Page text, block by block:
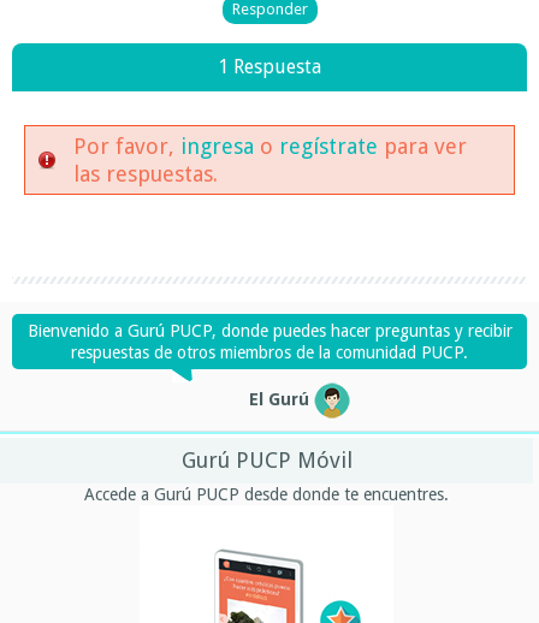
1 Respuesta
Por favor, ingresa o regístrate para ver
las respuestas.
Bienvenido a Gurú PUCP, donde puedes hacer preguntas y recibir
respuestas de otros miembros de la comunidad PUCP.
El Gurú
Gurú PUCP Móvil
Accede a Gurú PUCP desde donde te encuentres.